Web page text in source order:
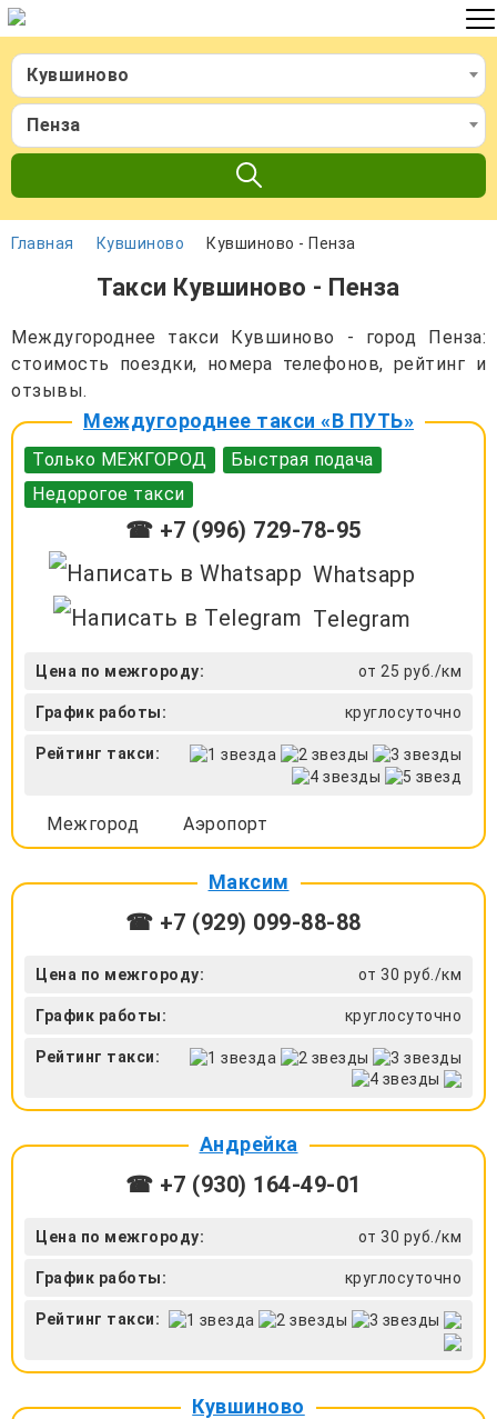
Кувшиново
Пенза
Главная Кувшиново Кувшиново - Пенза
Такси Кувшиново - Пенза
Междугороднее такси Кувшиново - город Пенза:
стоимость поездки, номера телефонов, рейтинг и
отзывы.
Междугороднее такси «В ПУТЬ»
Только МЕЖГОРОД
Быстрая подача
Недорогое такси
☎ +7 (996) 729-78-95
Whatsapp
Telegram
Цена по межгороду: от 25 руб./км
График работы: круглосуточно
Рейтинг такси:
Межгород Аэропорт
Максим
☎ +7 (929) 099-88-88
Цена по межгороду: от 30 руб./км
График работы: круглосуточно
Рейтинг такси:
Андрейка
☎ +7 (930) 164-49-01
Цена по межгороду: от 30 руб./км
График работы: круглосуточно
Рейтинг такси:
Кувшиново